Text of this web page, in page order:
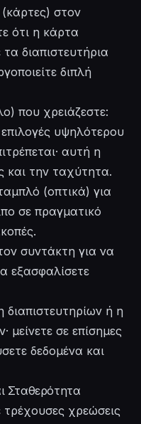
στον
ότι η κάρτα
διαπιστευτήρια
διπλή
που χρειάζεστε:
υψηλότερου
αυτή η
και την ταχύτητα.
(οπτικά) για
σε πραγματικό
συντάκτη για να
εξασφαλίσετε
ή η
μείνετε σε επίσημες
δεδομένα και
Σταθερότητα
χρεώσεις